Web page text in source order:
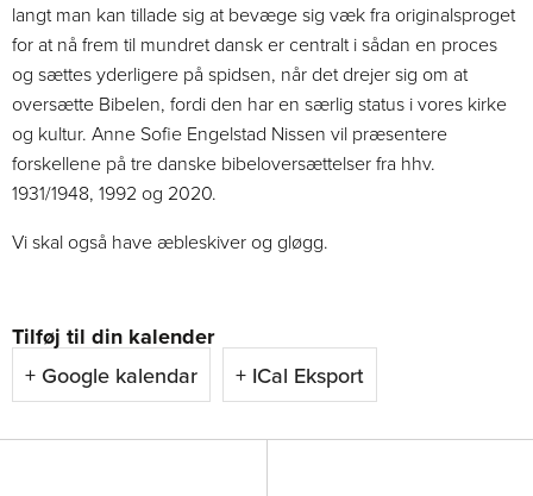
langt man kan tillade sig at bevæge sig væk fra originalsproget
for at nå frem til mundret dansk er centralt i sådan en proces
og sættes yderligere på spidsen, når det drejer sig om at
oversætte Bibelen, fordi den har en særlig status i vores kirke
og kultur. Anne Sofie Engelstad Nissen vil præsentere
forskellene på tre danske bibeloversættelser fra hhv.
1931/1948, 1992 og 2020.
Vi skal også have æbleskiver og gløgg.
Tilføj til din kalender
+ Google kalendar + ICal Eksport